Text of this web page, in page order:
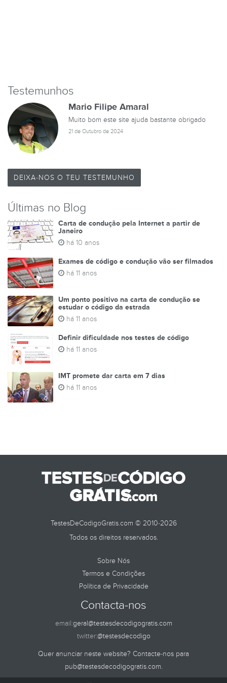
Testemunhos
Mario Filipe Amaral
Muito bom este site ajuda bastante obrigado
21 de Outubro de 2024
DEIXA-NOS O TEU TESTEMUNHO
Últimas no Blog
Carta de condução pela Internet a partir de
Janeiro
há 10 anos
Exames de código e condução vão ser filmados
há 11 anos
Um ponto positivo na carta de condução se
estudar o código da estrada
há 11 anos
Definir dificuldade nos testes de código
há 11 anos
IMT promete dar carta em 7 dias
há 11 anos
TestesDeCodigoGratis.com © 2010-2026
Todos os direitos reservados.
Sobre Nós
Termos e Condições
Política de Privacidade
Contacta-nos
email:geral@testesdecodigogratis.com
twitter:@testesdecodigo
Quer anunciar neste website? Contacte-nos para
pub@testesdecodigogratis.com.